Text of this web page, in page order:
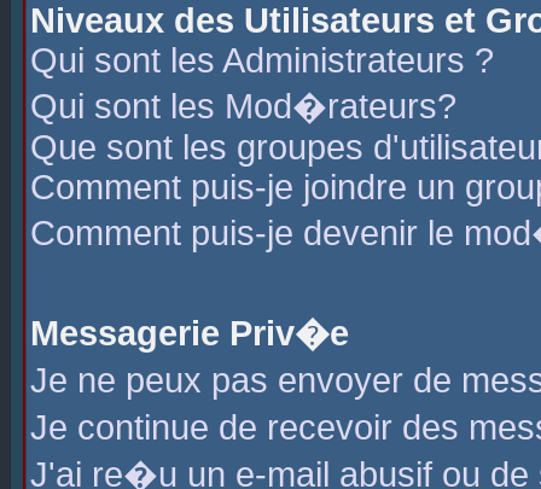
Niveaux des Utilisateurs et
Qui sont les Administrateurs ?
Qui sont les Mod�rateurs?
Que sont les groupes
Comment puis-je joindre un
Comment puis-je devenir le
Messagerie Priv�e
Je ne peux pas envoyer de
Je continue de recevoir des
J'ai re�u un e-mail abusif ou de